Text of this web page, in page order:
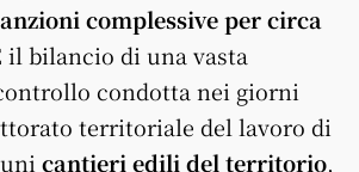
complessive per circa
il bilancio di una vasta
condotta nei giorni
territoriale del lavoro di
cantieri edili del territorio,